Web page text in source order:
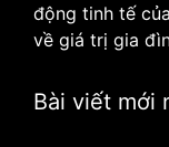
động tinh tế
về giá trị gia
Bài viết mới